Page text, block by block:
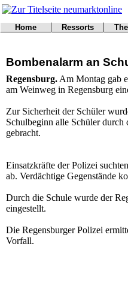
Bombenalarm an
Regensburg. Am Montag gab
am Weinweg in Regensburg
Zur Sicherheit der Schüler
Schulbeginn alle Schüler
gebracht.
Einsatzkräfte der Polizei
ab. Verdächtige Gegenstände
Durch die Schule wurde der
eingestellt.
Die Regensburger Polizei
Vorfall.
Home
Notfall
Impressum
Ressorts
Wirtschaft
Sport
Polizei
Leser